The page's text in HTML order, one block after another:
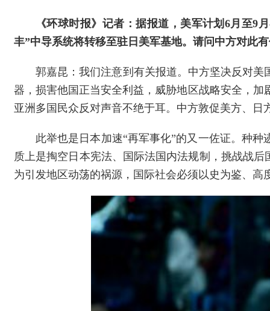
《环球时报》记者：据报道，美军计划6月至9
丰”中导系统将转移至驻日美军基地。请问中方对此
郭嘉昆：我们注意到有关报道。中方坚决反对
器，损害他国正当安全利益，威胁地区战略安全，
亚洲多国民众反对声音不绝于耳。中方敦促美方、
此举也是日本加速“再军事化”的又一佐证。种
质上是掏空日本宪法、国际法国内法规制，挑战战
为引发地区动荡的祸源，国际社会必须以史为鉴、高